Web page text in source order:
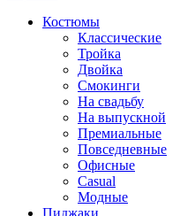
Костюмы
Классические
Тройка
Двойка
Смокинги
На свадьбу
На выпускной
Премиальные
Повседневные
Офисные
Casual
Модные
Пиджаки